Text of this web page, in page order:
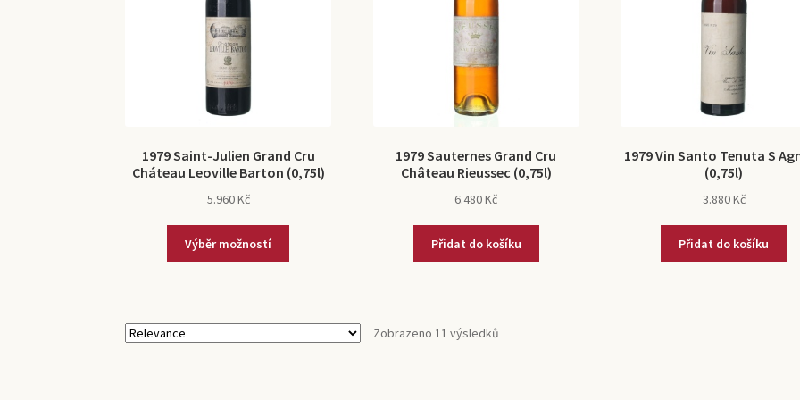
1979 Saint-Julien Grand Cru
Cháteau Leoville Barton (0,75l)
5.960Kč
Výběr možností
1979 Sauternes Grand Cru
Château Rieussec (0,75l)
6.480Kč
Přidat do košíku
1979 Vin Santo Tenuta S
(0,75l)
3.880Kč
Přidat do košíku
Zobrazeno 11 výsledků